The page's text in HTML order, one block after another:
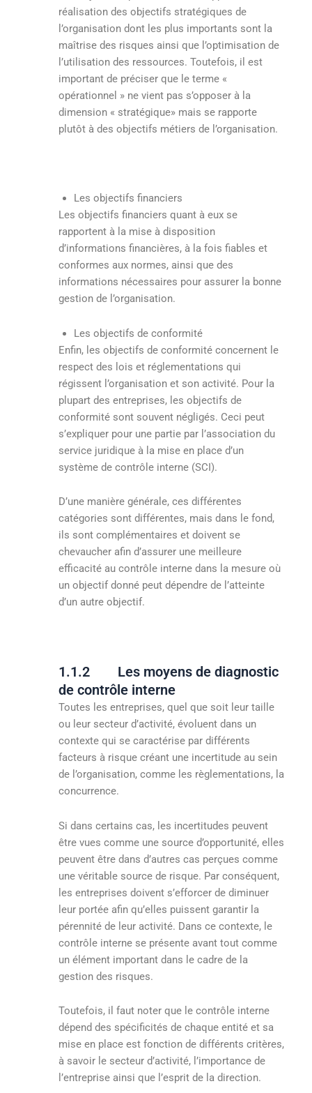
réalisation des objectifs stratégiques de
l’organisation dont les plus importants sont la
maîtrise des risques ainsi que l’optimisation de
l’utilisation des ressources. Toutefois, il est
important de préciser que le terme «
opérationnel » ne vient pas s’opposer à la
dimension « stratégique» mais se rapporte
plutôt à des objectifs métiers de l’organisation.
Les objectifs financiers
Les objectifs financiers quant à eux se
rapportent à la mise à disposition
d’informations financières, à la fois fiables et
conformes aux normes, ainsi que des
informations nécessaires pour assurer la bonne
gestion de l’organisation.
Les objectifs de conformité
Enfin, les objectifs de conformité concernent le
respect des lois et réglementations qui
régissent l’organisation et son activité. Pour la
plupart des entreprises, les objectifs de
conformité sont souvent négligés. Ceci peut
s’expliquer pour une partie par l’association du
service juridique à la mise en place d’un
système de contrôle interne (SCI).
D’une manière générale, ces différentes
catégories sont différentes, mais dans le fond,
ils sont complémentaires et doivent se
chevaucher afin d’assurer une meilleure
efficacité au contrôle interne dans la mesure où
un objectif donné peut dépendre de l’atteinte
d’un autre objectif.
1.1.2 Les moyens de diagnostic
de contrôle interne
Toutes les entreprises, quel que soit leur taille
ou leur secteur d’activité, évoluent dans un
contexte qui se caractérise par différents
facteurs à risque créant une incertitude au sein
de l’organisation, comme les règlementations, la
concurrence.
Si dans certains cas, les incertitudes peuvent
être vues comme une source d’opportunité, elles
peuvent être dans d’autres cas perçues comme
une véritable source de risque. Par conséquent,
les entreprises doivent s’efforcer de diminuer
leur portée afin qu’elles puissent garantir la
pérennité de leur activité. Dans ce contexte, le
contrôle interne se présente avant tout comme
un élément important dans le cadre de la
gestion des risques.
Toutefois, il faut noter que le contrôle interne
dépend des spécificités de chaque entité et sa
mise en place est fonction de différents critères,
à savoir le secteur d’activité, l’importance de
l’entreprise ainsi que l’esprit de la direction.